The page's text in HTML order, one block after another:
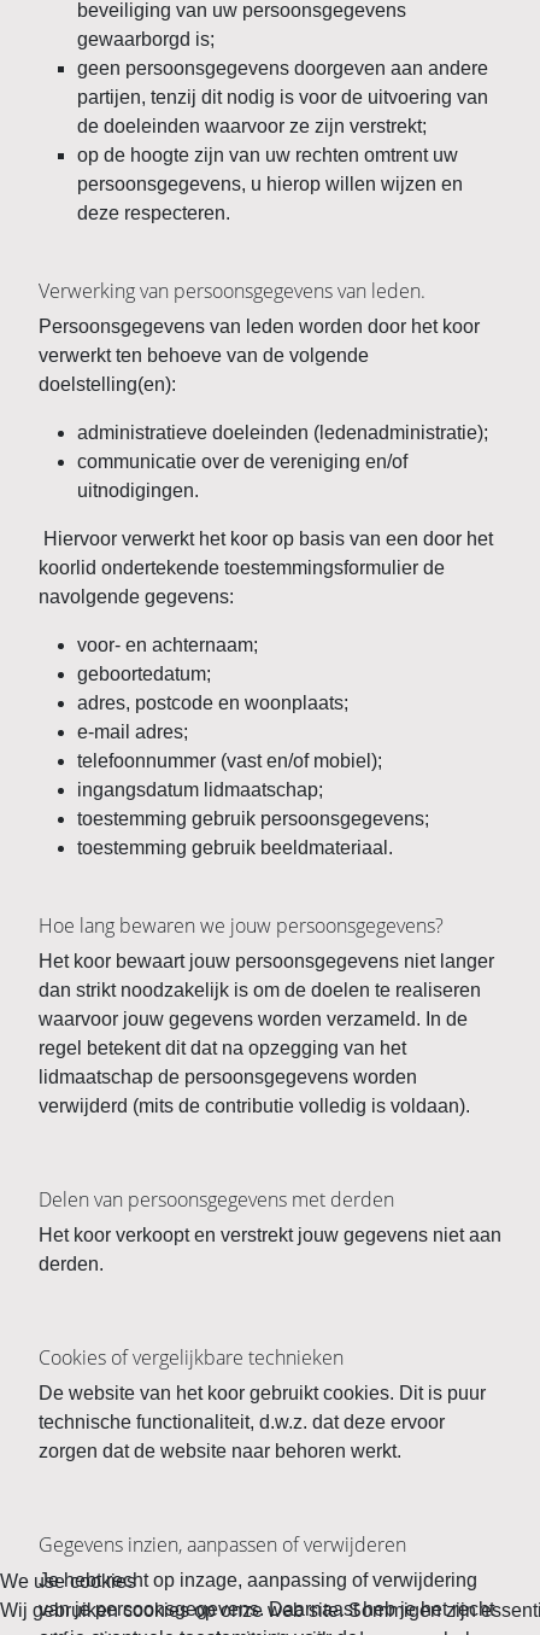
beveiliging van uw persoonsgegevens
gewaarborgd is;
geen persoonsgegevens doorgeven aan andere
partijen, tenzij dit nodig is voor de uitvoering van
de doeleinden waarvoor ze zijn verstrekt;
op de hoogte zijn van uw rechten omtrent uw
persoonsgegevens, u hierop willen wijzen en
deze respecteren.
Verwerking van persoonsgegevens van leden.
Persoonsgegevens van leden worden door het koor
verwerkt ten behoeve van de volgende
doelstelling(en):
administratieve doeleinden (ledenadministratie);
communicatie over de vereniging en/of
uitnodigingen.
Hiervoor verwerkt het koor op basis van een door het
koorlid ondertekende toestemmingsformulier de
navolgende gegevens:
voor- en achternaam;
geboortedatum;
adres, postcode en woonplaats;
e-mail adres;
telefoonnummer (vast en/of mobiel);
ingangsdatum lidmaatschap;
toestemming gebruik persoonsgegevens;
toestemming gebruik beeldmateriaal.
Hoe lang bewaren we jouw persoonsgegevens?
Het koor bewaart jouw persoonsgegevens niet langer
dan strikt noodzakelijk is om de doelen te realiseren
waarvoor jouw gegevens worden verzameld. In de
regel betekent dit dat na opzegging van het
lidmaatschap de persoonsgegevens worden
verwijderd (mits de contributie volledig is voldaan).
Delen van persoonsgegevens met derden
Het koor verkoopt en verstrekt jouw gegevens niet aan
derden.
Cookies of vergelijkbare technieken
De website van het koor gebruikt cookies. Dit is puur
technische functionaliteit, d.w.z. dat deze ervoor
zorgen dat de website naar behoren werkt.
Gegevens inzien, aanpassen of verwijderen
Je hebt recht op inzage, aanpassing of verwijdering
van je persoonsgegevens. Daarnaast heb je het recht
We use cookies
Wij gebruiken cookies op onze web site. Sommigen zijn